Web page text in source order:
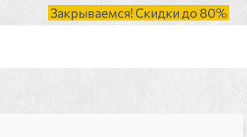
Закрываемся! Скидки до 80%